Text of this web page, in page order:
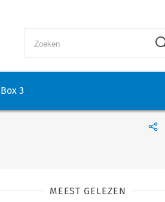
Box 3
MEEST GELEZEN